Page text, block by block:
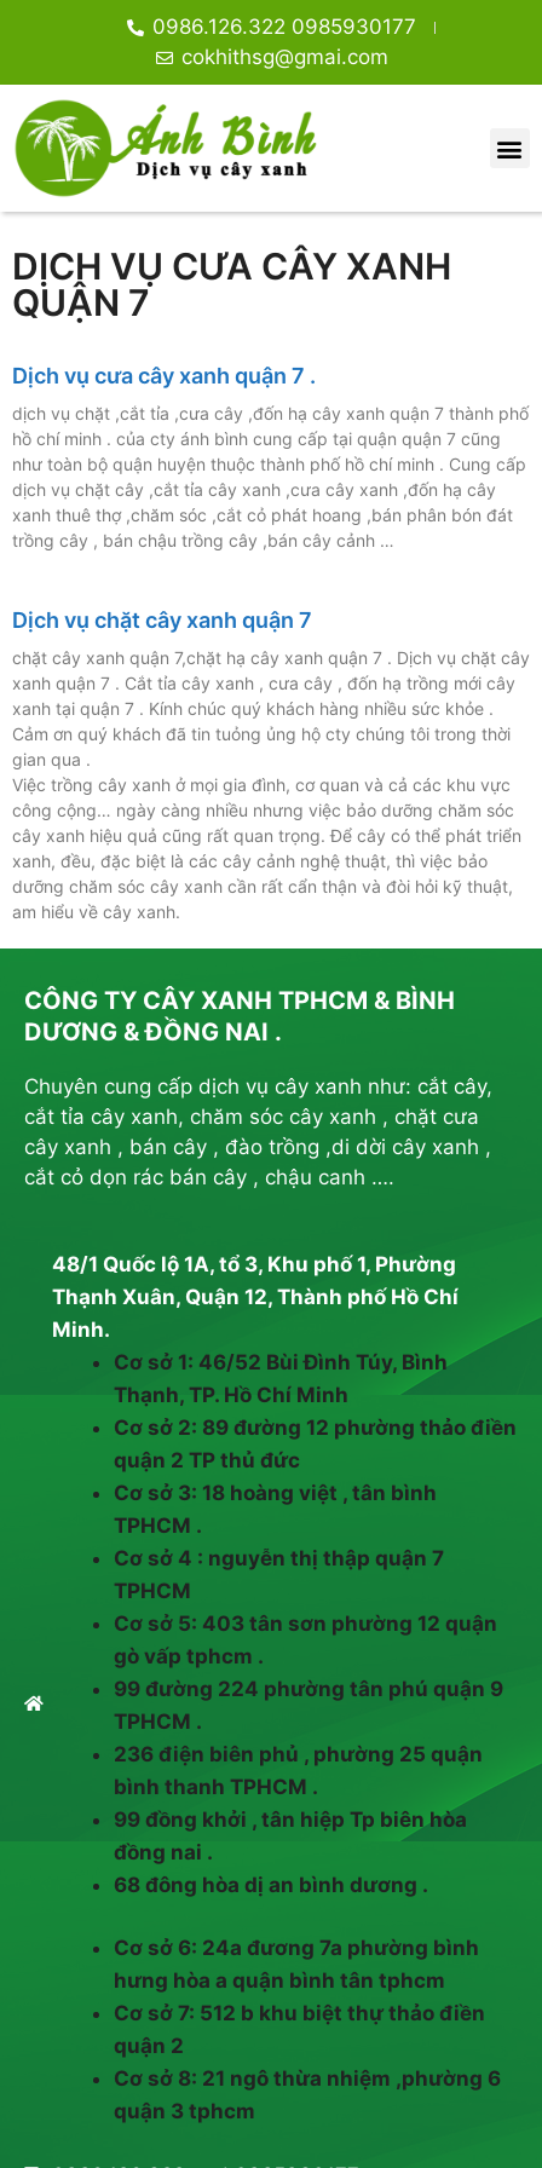
0986.126.322 0985930177
cokhithsg@gmai.com
DỊCH VỤ CƯA CÂY XANH
QUẬN 7
Dịch vụ cưa cây xanh quận 7 .
dịch vụ chặt ,cắt tỉa ,cưa cây ,đốn hạ cây xanh quận 7 thành phố
hồ chí minh . của cty ánh bình cung cấp tại quận quận 7 cũng
như toàn bộ quận huyện thuộc thành phố hồ chí minh . Cung cấp
dịch vụ chặt cây ,cắt tỉa cây xanh ,cưa cây xanh ,đốn hạ cây
xanh thuê thợ ,chăm sóc ,cắt cỏ phát hoang ,bán phân bón đát
trồng cây , bán chậu trồng cây ,bán cây cảnh …
Dịch vụ chặt cây xanh quận 7
chặt cây xanh quận 7,chặt hạ cây xanh quận 7 . Dịch vụ chặt cây
xanh quận 7 . Cắt tỉa cây xanh , cưa cây , đốn hạ trồng mới cây
xanh tại quận 7 . Kính chúc quý khách hàng nhiều sức khỏe .
Cảm ơn quý khách đã tin tuỏng ủng hộ cty chúng tôi trong thời
gian qua .
Việc trồng cây xanh ở mọi gia đình, cơ quan và cả các khu vực
công cộng… ngày càng nhiều nhưng việc bảo dưỡng chăm sóc
cây xanh hiệu quả cũng rất quan trọng. Để cây có thể phát triển
xanh, đều, đặc biệt là các cây cảnh nghệ thuật, thì việc bảo
dưỡng chăm sóc cây xanh cần rất cẩn thận và đòi hỏi kỹ thuật,
am hiểu về cây xanh.
CÔNG TY CÂY XANH TPHCM & BÌNH
DƯƠNG & ĐỒNG NAI .
Chuyên cung cấp dịch vụ cây xanh như: cắt cây,
cắt tỉa cây xanh, chăm sóc cây xanh , chặt cưa
cây xanh , bán cây , đào trồng ,di dời cây xanh ,
cắt cỏ dọn rác bán cây , chậu canh ….
48/1 Quốc lộ 1A, tổ 3, Khu phố 1, Phường
Thạnh Xuân, Quận 12, Thành phố Hồ Chí
Minh.
Cơ sở 1: 46/52 Bùi Đình Túy, Bình
Thạnh, TP. Hồ Chí Minh
Cơ sở 2: 89 đường 12 phường thảo điền
quận 2 TP thủ đức
Cơ sở 3: 18 hoàng việt , tân bình
TPHCM .
Cơ sở 4 : nguyễn thị thập quận 7
TPHCM
Cơ sở 5: 403 tân sơn phường 12 quận
gò vấp tphcm .
99 đường 224 phường tân phú quận 9
TPHCM .
236 điện biên phủ , phường 25 quận
bình thanh TPHCM .
99 đồng khởi , tân hiệp Tp biên hòa
đồng nai .
68 đông hòa dị an bình dương .
Cơ sở 6: 24a đương 7a phường bình
hưng hòa a quận bình tân tphcm
Cơ sở 7: 512 b khu biệt thự thảo điền
quận 2
Cơ sở 8: 21 ngô thừa nhiệm ,phường 6
quận 3 tphcm